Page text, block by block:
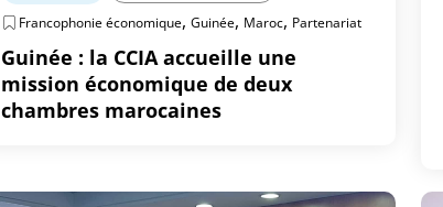
Francophonie économique,Guinée, Maroc, Partenariat
Guinée : la CCIA accueille une
mission économique de deux
chambres marocaines